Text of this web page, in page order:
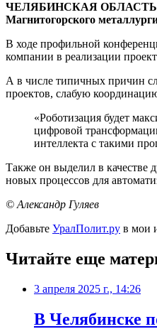
ЧЕЛЯБИНСКАЯ ОБЛАСТЬ, 3
Магнитогорского
В ходе профильной
компании в реализации
А в числе типичных причин
проектов, слабую
«Роботизация будет
цифровой
интеллекта с такими
Также он выделил в качестве
новых процессов для
© Александр Гуляев
Добавьте УралПолит.ру в мои
Читайте еще
3 апреля 2025 г., 14:26
В Челябинске